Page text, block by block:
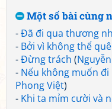
Một số bài cùng
-Đã đi qua thương
- Bởi vì không thể
-Đừng trách (
- Nếu không muốn
Phong Việt)
- Khi ta mỉm cười và